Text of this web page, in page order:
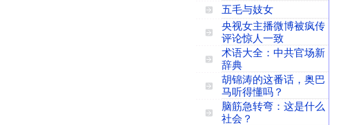
五毛与妓女
央视女主播微博被疯传
评论惊人一致
术语大全：中共官场新
辞典
胡锦涛的这番话，奥巴
马听得懂吗？
脑筋急转弯：这是什么
社会？